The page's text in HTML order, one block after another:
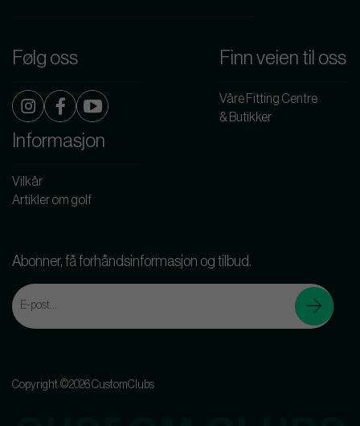
Følg oss Finn veien til oss
Våre Fitting Centre
& Butikker
Informasjon
Vilkår
Artikler om golf
Abonner, få forhåndsinformasjon og tilbud.
Copyright ©2026 CustomClubs